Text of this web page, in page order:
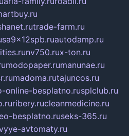
trade-farm.ru
autodamp.ru
nv750.rux-ton.ru
modopaper.rumanunae.ru
madoma.rutajuncos.ru
online-besplatno.rusplclub.ru
ribery.rucleanmedicine.ru
besplatno.ruseks-365.ru
avtomaty.ru